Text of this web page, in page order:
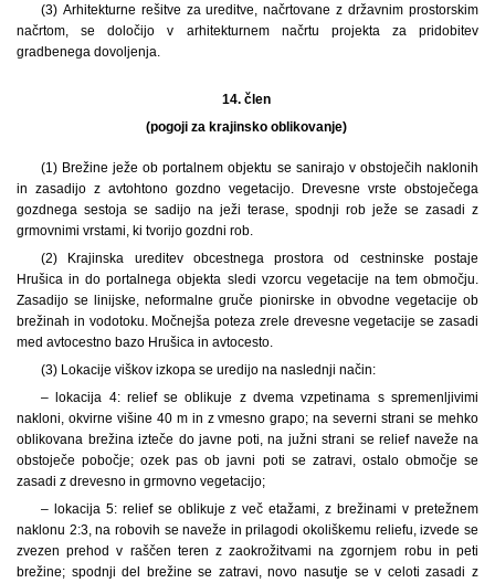
(3) Arhitekturne rešitve za ureditve, načrtovane z državnim prostorskim
načrtom, se določijo v arhitekturnem načrtu projekta za pridobitev
gradbenega dovoljenja.
14. člen
(pogoji za krajinsko oblikovanje)
(1) Brežine ježe ob portalnem objektu se sanirajo v obstoječih naklonih
in zasadijo z avtohtono gozdno vegetacijo. Drevesne vrste obstoječega
gozdnega sestoja se sadijo na ježi terase, spodnji rob ježe se zasadi z
grmovnimi vrstami, ki tvorijo gozdni rob.
(2) Krajinska ureditev obcestnega prostora od cestninske postaje
Hrušica in do portalnega objekta sledi vzorcu vegetacije na tem območju.
Zasadijo se linijske, neformalne gruče pionirske in obvodne vegetacije ob
brežinah in vodotoku. Močnejša poteza zrele drevesne vegetacije se zasadi
med avtocestno bazo Hrušica in avtocesto.
(3) Lokacije viškov izkopa se uredijo na naslednji način:
– lokacija 4: relief se oblikuje z dvema vzpetinama s spremenljivimi
nakloni, okvirne višine 40 m in z vmesno grapo; na severni strani se mehko
oblikovana brežina izteče do javne poti, na južni strani se relief naveže na
obstoječe pobočje; ozek pas ob javni poti se zatravi, ostalo območje se
zasadi z drevesno in grmovno vegetacijo;
– lokacija 5: relief se oblikuje z več etažami, z brežinami v pretežnem
naklonu 2:3, na robovih se naveže in prilagodi okoliškemu reliefu, izvede se
zvezen prehod v raščen teren z zaokrožitvami na zgornjem robu in peti
brežine; spodnji del brežine se zatravi, novo nasutje se v celoti zasadi z